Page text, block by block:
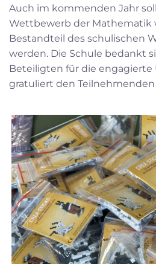
Auch im kommenden Jahr
Wettbewerb der Mathematik
Bestandteil des schulischen
werden. Die Schule bedankt
Beteiligten für die
gratuliert den Teilnehmenden